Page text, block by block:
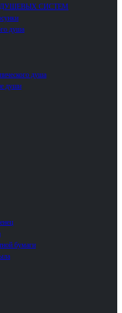
СИСТЕМ
душа
душа
души
бумаги